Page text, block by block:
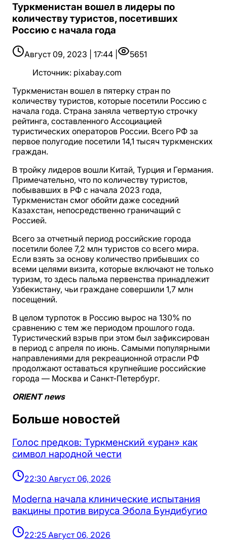
Туркменистан вошел в лидеры по
количеству туристов, посетивших
Россию с начала года
Август 09, 2023 | 17:44 |
5651
Источник: pixabay.com
Туркменистан вошел в пятерку стран по
количеству туристов, которые посетили Россию с
начала года. Страна заняла четвертую строчку
рейтинга, составленного Ассоциацией
туристических операторов России. Всего РФ за
первое полугодие посетили 14,1 тысяч туркменских
граждан.
В тройку лидеров вошли Китай, Турция и Германия.
Примечательно, что по количеству туристов,
побывавших в РФ с начала 2023 года,
Туркменистан смог обойти даже соседний
Казахстан, непосредственно граничащий с
Россией.
Всего за отчетный период российские города
посетили более 7,2 млн туристов со всего мира.
Если взять за основу количество прибывших со
всеми целями визита, которые включают не только
туризм, то здесь пальма первенства принадлежит
Узбекистану, чьи граждане совершили 1,7 млн
посещений.
В целом турпоток в Россию вырос на 130% по
сравнению с тем же периодом прошлого года.
Туристический взрыв при этом был зафиксирован
в период с апреля по июнь. Самыми популярными
направлениями для рекреационной отрасли РФ
продолжают оставаться крупнейшие российские
города — Москва и Санкт-Петербург.
ORIENT news
Больше новостей
Голос предков: Туркменский «уран» как
символ народной чести
22:30 Август 06, 2026
Moderna начала клинические испытания
вакцины против вируса Эбола Бундибугио
22:25 Август 06, 2026